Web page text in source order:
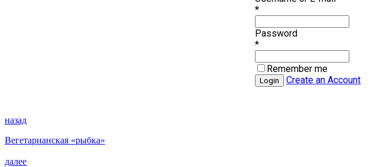
*
Password
*
Remember me
Create an Account
назад
Вегетарианская «рыбка»
далее